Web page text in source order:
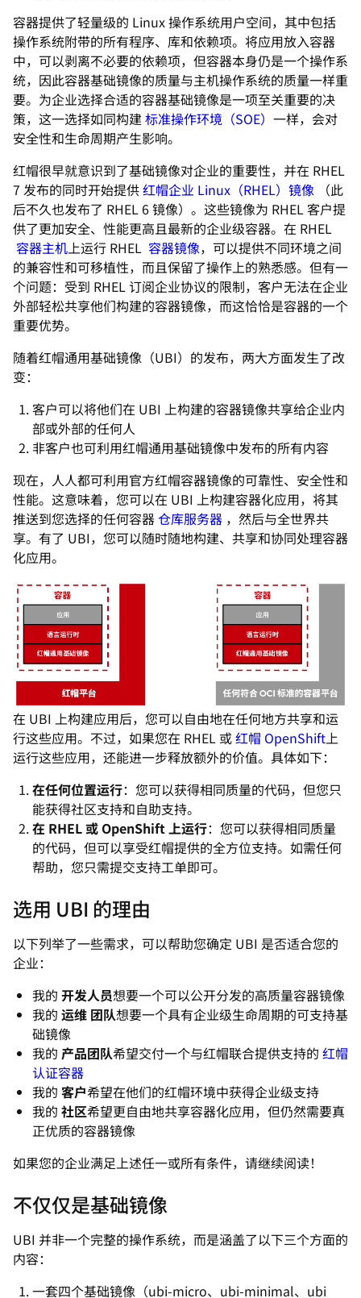
容器提供了轻量级的 Linux 操作系统用户空间，其中包括
操作系统附带的所有程序、库和依赖项。将应用放入容器
中，可以剥离不必要的依赖项，但容器本身仍是一个操作系
统，因此容器基础镜像的质量与主机操作系统的质量一样重
要。为企业选择合适的容器基础镜像是一项至关重要的决
策，这一选择如同构建标准操作环境（SOE） 一样，会对
安全性和生命周期产生影响。
红帽很早就意识到了基础镜像对企业的重要性，并在 RHEL
7 发布的同时开始提供红帽企业 Linux（RHEL）镜像 （此
后不久也发布了 RHEL 6 镜像）。这些镜像为 RHEL 客户提
供了更加安全、性能更高且最新的企业级容器。在 RHEL
容器主机上运行 RHEL 容器镜像，可以提供不同环境之间
的兼容性和可移植性，而且保留了操作上的熟悉感。但有一
个问题：受到 RHEL 订阅企业协议的限制，客户无法在企业
外部轻松共享他们构建的容器镜像，而这恰恰是容器的一个
重要优势。
随着红帽通用基础镜像（UBI）的发布，两大方面发生了改
变：
客户可以将他们在 UBI 上构建的容器镜像共享给企业内
部或外部的任何人
非客户也可利用红帽通用基础镜像中发布的所有内容
现在，人人都可利用官方红帽容器镜像的可靠性、安全性和
性能。这意味着，您可以在 UBI 上构建容器化应用，将其
推送到您选择的任何容器仓库服务器 ，然后与全世界共
享。有了 UBI，您可以随时随地构建、共享和协同处理容器
化应用。
在 UBI 上构建应用后，您可以自由地在任何地方共享和运
行这些应用。不过，如果您在 RHEL 或红帽 OpenShift上
运行这些应用，还能进一步释放额外的价值。具体如下：
在任何位置运行：您可以获得相同质量的代码，但您只
能获得社区支持和自助支持。
在 RHEL 或 OpenShift 上运行：您可以获得相同质量
的代码，但可以享受红帽提供的全方位支持。如需任何
帮助，您只需提交支持工单即可。
选用 UBI 的理由
以下列举了一些需求，可以帮助您确定 UBI 是否适合您的
企业：
我的 开发人员想要一个可以公开分发的高质量容器镜像
我的 运维 团队想要一个具有企业级生命周期的可支持基
础镜像
我的 产品团队希望交付一个与红帽联合提供支持的 红帽
认证容器
我的 客户希望在他们的红帽环境中获得企业级支持
我的 社区希望更自由地共享容器化应用，但仍然需要真
正优质的容器镜像
如果您的企业满足上述任一或所有条件，请继续阅读！
不仅仅是基础镜像
UBI 并非一个完整的操作系统，而是涵盖了以下三个方面的
内容：
一套四个基础镜像（ubi-micro、ubi-minimal、ubi